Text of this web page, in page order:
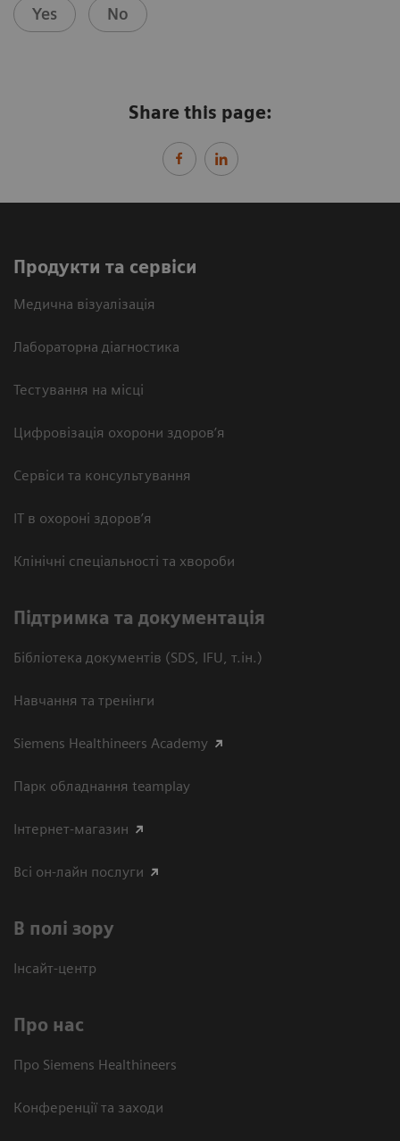
Yes No
Share this page:
Продукти та сервіси
Медична візуалізація
Лабораторна діагностика
Тестування на місці
Цифровізація охорони здоров’я
Сервіси та консультування
ІТ в охороні здоров’я
Клінічні спеціальності та хвороби
Підтримка та документація
Бібліотека документів (SDS, IFU, т.ін.)
Навчання та тренінги
Siemens Healthineers Academy
Парк обладнання teamplay
Інтернет-магазин
Всі он-лайн послуги
В полі зору
Інсайт-центр
Про нас
Про Siemens Healthineers
Конференції та заходи